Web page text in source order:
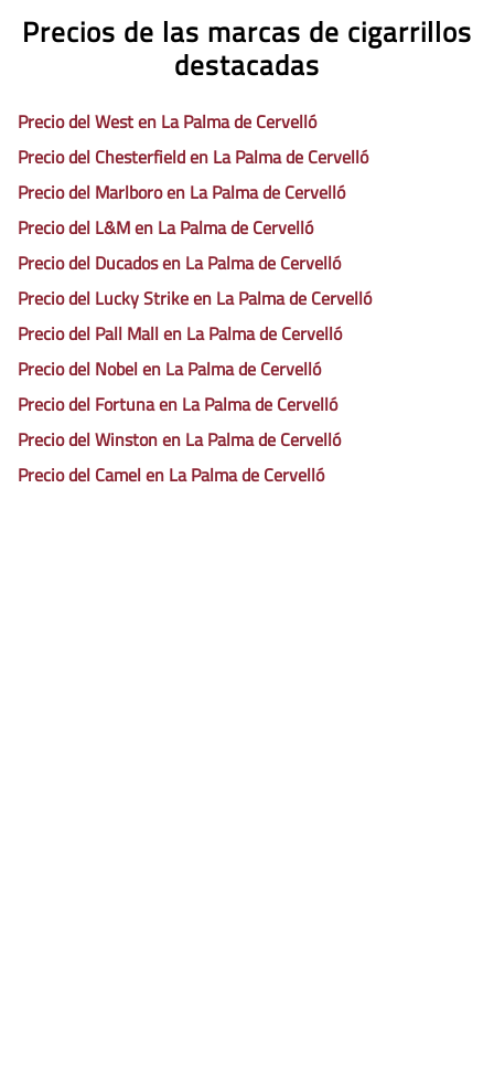
Precios de las marcas de cigarrillos
destacadas
Precio del West en La Palma de Cervelló
Precio del Chesterfield en La Palma de Cervelló
Precio del Marlboro en La Palma de Cervelló
Precio del L&M en La Palma de Cervelló
Precio del Ducados en La Palma de Cervelló
Precio del Lucky Strike en La Palma de Cervelló
Precio del Pall Mall en La Palma de Cervelló
Precio del Nobel en La Palma de Cervelló
Precio del Fortuna en La Palma de Cervelló
Precio del Winston en La Palma de Cervelló
Precio del Camel en La Palma de Cervelló